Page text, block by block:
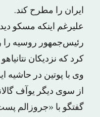
ایران را مطرح کند.
علیرغم اینکه مسکو
رئیس‌جمهور روسیه را
کرد که نزدیکان
وی با پوتین در حاشیه
از سوی دیگر یوآف
گفتگو با «جروزالم